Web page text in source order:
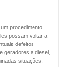
procedimento
possam voltar a
defeitos
geradores a diesel,
situações.